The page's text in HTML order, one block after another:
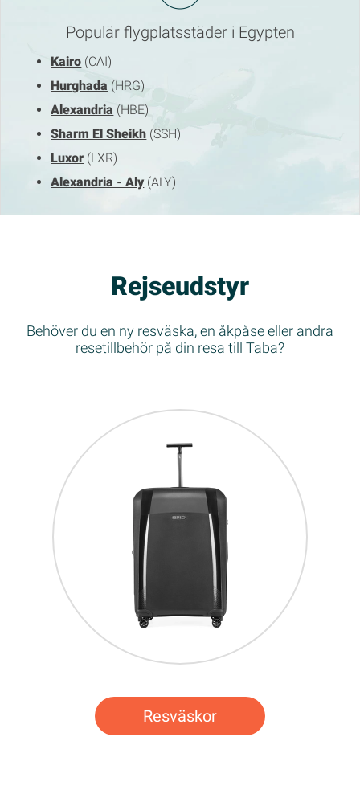
Populär flygplatsstäder i Egypten
Kairo (CAI)
Hurghada (HRG)
Alexandria (HBE)
Sharm El Sheikh (SSH)
Luxor (LXR)
Alexandria - Aly(ALY)
Rejseudstyr
Behöver du en ny resväska, en åkpåse eller andra
resetillbehör på din resa till Taba?
Resväskor